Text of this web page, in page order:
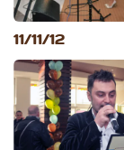
11/11/12